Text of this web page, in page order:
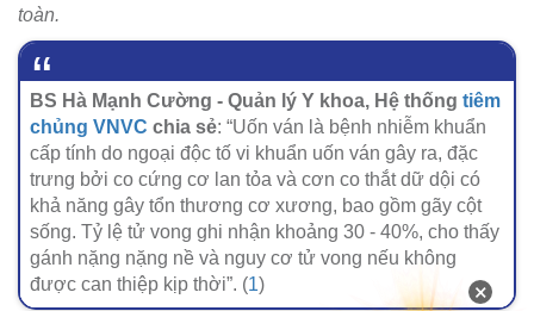
toàn.
BS Hà Mạnh Cường - Quản lý Y khoa, Hệ thống tiêm
chủng VNVC chia sẻ: “Uốn ván là bệnh nhiễm khuẩn
cấp tính do ngoại độc tố vi khuẩn uốn ván gây ra, đặc
trưng bởi co cứng cơ lan tỏa và cơn co thắt dữ dội có
khả năng gây tổn thương cơ xương, bao gồm gãy cột
sống. Tỷ lệ tử vong ghi nhận khoảng 30 - 40%, cho thấy
gánh nặng nặng nề và nguy cơ tử vong nếu không
được can thiệp kịp thời”. (1) ×